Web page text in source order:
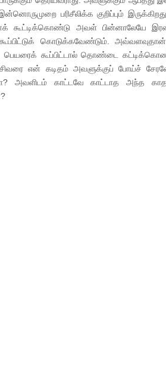
பரிசீலிக்க குறிப்பும்
கூட்டிக்கொண்டு அவள் பின்னாலேயே
கொடுக்கவேண்டும்.
பெயரைக் கூப்பிட்டால் தொண்டை
என் கடிதம் அவளுக்குப் போய்ச்
அவளிடம் காட்டவே காட்டாத அந்த